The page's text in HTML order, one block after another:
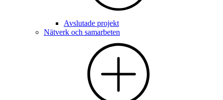
Avslutade projekt
Nätverk och samarbeten